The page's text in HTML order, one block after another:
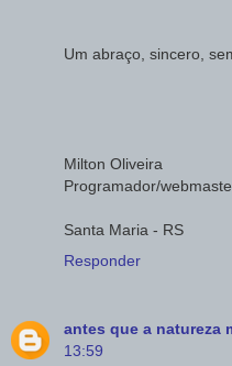
Um abraço, sincero,
Milton Oliveira
Programador/
Santa Maria - RS
Responder
antes que a natureza
13:59